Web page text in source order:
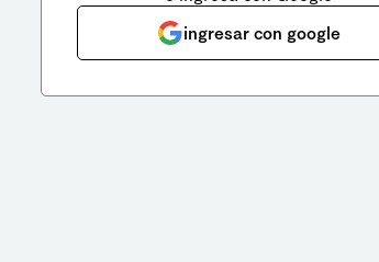
ingresar con google